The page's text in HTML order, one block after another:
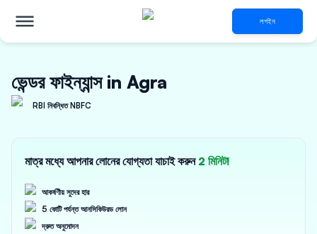
লগইন
ভেন্ডর ফাইন্যান্স in Agra
RBI নিবন্ধিত NBFC
মাত্র মধ্যে আপনার লোনের যোগ্যতা যাচাই করুন 2 মিনিট!
আকর্ষণীয় সুদের হার
5 কোটি পর্যন্ত আনসিকিউরড লোন
দ্রুত অনুমোদন